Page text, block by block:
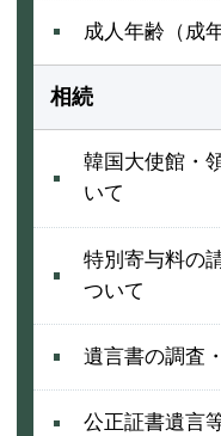
成人年齢（成
相続
韓国大使館・
いて
特別寄与料の
ついて
遺言書の調査
公正証書遺言